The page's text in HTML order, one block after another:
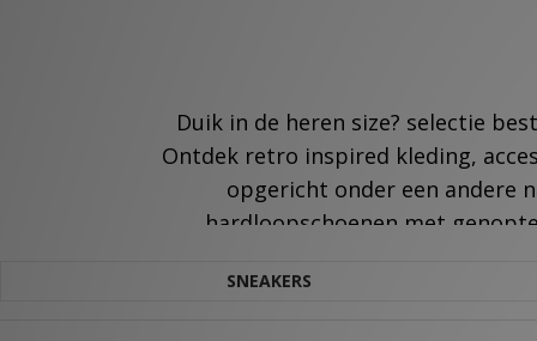
Duik in de heren size? selectie
Ontdek retro inspired kleding,
opgericht onder een andere
hardloopschoenen met
‘82 en in ’83 werd de Classic
SNEAKERS